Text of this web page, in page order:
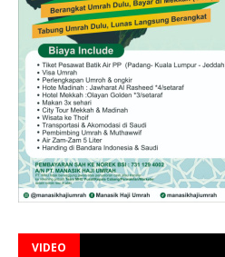
VIDEO